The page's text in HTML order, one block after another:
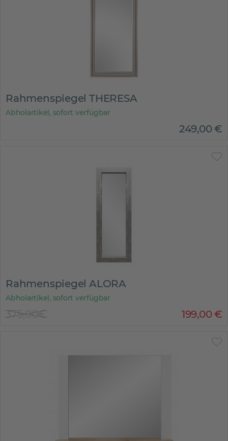
Rahmenspiegel THERESA
Abholartikel, sofort verfügbar
249,00€
Rahmenspiegel ALORA
Abholartikel, sofort verfügbar
199,00€
375,00€